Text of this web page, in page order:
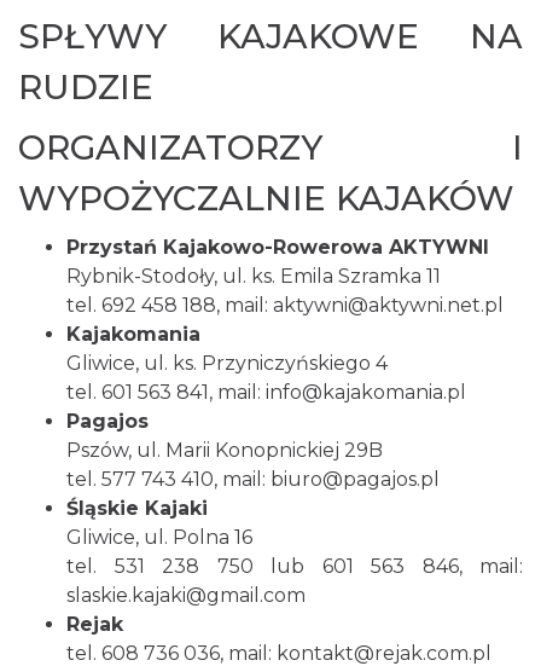
SPŁYWY KAJAKOWE NA
RUDZIE
ORGANIZATORZY I
WYPOŻYCZALNIE KAJAKÓW
Przystań Kajakowo-Rowerowa AKTYWNI
Rybnik-Stodoły, ul. ks. Emila Szramka 11
tel. 692 458 188, mail: aktywni@aktywni.net.pl
Kajakomania
Gliwice, ul. ks. Przyniczyńskiego 4
tel. 601 563 841, mail: info@kajakomania.pl
Pagajos
Pszów, ul. Marii Konopnickiej 29B
tel. 577 743 410, mail: biuro@pagajos.pl
Śląskie Kajaki
Gliwice, ul. Polna 16
tel. 531 238 750 lub 601 563 846, mail:
slaskie.kajaki@gmail.com
Rejak
tel. 608 736 036, mail: kontakt@rejak.com.pl